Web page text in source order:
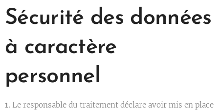
Sécurité des données
à caractère
personnel
1. Le responsable du traitement déclare avoir mis en place